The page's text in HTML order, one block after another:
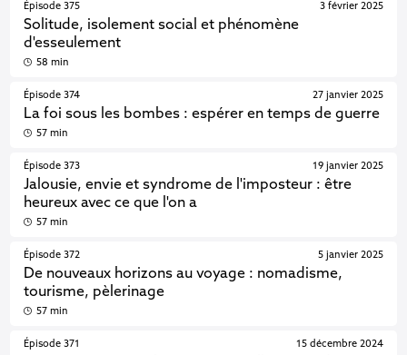
Épisode 375
Solitude, isolement social et phénomène
d'esseulement
3 février 2025
58 min
Épisode 374
La foi sous les bombes : espérer en temps de guerre
27 janvier 2025
57 min
Épisode 373
Jalousie, envie et syndrome de l'imposteur : être
heureux avec ce que l'on a
19 janvier 2025
57 min
Épisode 372
De nouveaux horizons au voyage : nomadisme,
tourisme, pèlerinage
5 janvier 2025
57 min
Épisode 371 15 décembre 2024